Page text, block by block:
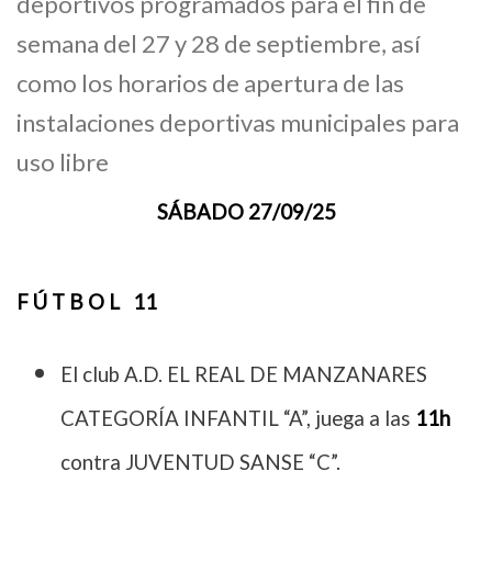
semana del 27 y 28 de septiembre, así
como los horarios de apertura de las
instalaciones deportivas municipales para
uso libre
SÁBADO 27/09/25
F Ú T B O L 11
El club A.D. EL REAL DE MANZANARES
CATEGORÍA INFANTIL “A”, juega a las 11h
contra JUVENTUD SANSE “C”.